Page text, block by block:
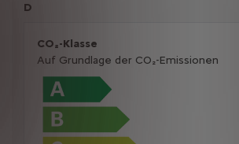
D
CO₂-Klasse
Auf Grundlage der CO₂-Emissionen